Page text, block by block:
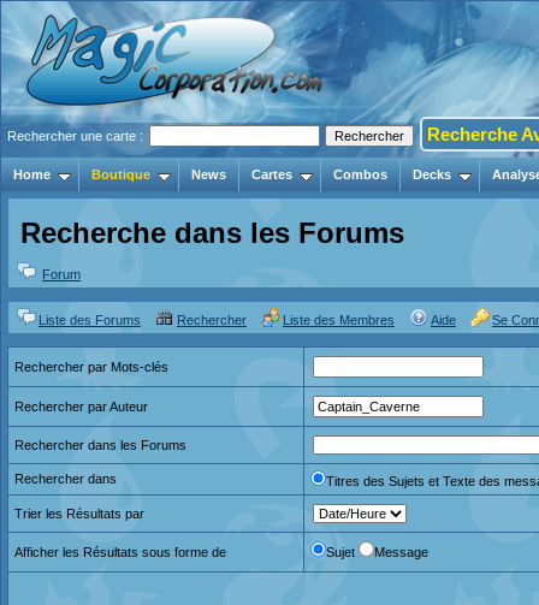
Rechercher une carte : Recherche
Home Boutique News Cartes Combos Decks
Recherche dans les Forums
Forum
Liste des Forums Rechercher Liste des Membres Aide Se
Rechercher par Mots-clés
Rechercher par Auteur
Rechercher dans les Forums
Rechercher dans Titres des Sujets et Texte des
Trier les Résultats par
Afficher les Résultats sous forme de Sujet Message